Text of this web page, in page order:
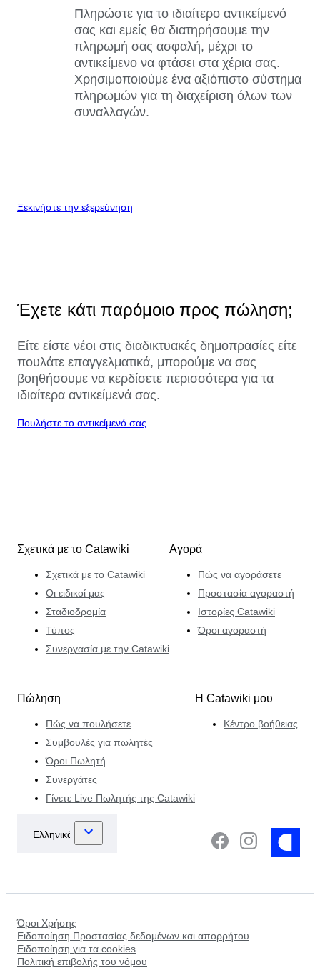
Πληρώστε για το ιδιαίτερο αντικείμενό
σας και εμείς θα διατηρήσουμε την
πληρωμή σας ασφαλή, μέχρι το
αντικείμενο να φτάσει στα χέρια σας.
Χρησιμοποιούμε ένα αξιόπιστο σύστημα
πληρωμών για τη διαχείριση όλων των
συναλλαγών.
Ξεκινήστε την εξερεύνηση
Έχετε κάτι παρόμοιο προς πώληση;
Είτε είστε νέοι στις διαδικτυακές δημοπρασίες είτε
πουλάτε επαγγελματικά, μπορούμε να σας
βοηθήσουμε να κερδίσετε περισσότερα για τα
ιδιαίτερα αντικείμενά σας.
Πουλήστε το αντικείμενό σας
Σχετικά με το Catawiki
Σχετικά με το Catawiki
Οι ειδικοί μας
Σταδιοδρομία
Τύπος
Συνεργασία με την Catawiki
Αγορά
Πώς να αγοράσετε
Προστασία αγοραστή
Ιστορίες Catawiki
Όροι αγοραστή
Πώληση
Πώς να πουλήσετε
Συμβουλές για πωλητές
Όροι Πωλητή
Συνεργάτες
Γίνετε Live Πωλητής της Catawiki
Η Catawiki μου
Κέντρο βοήθειας
Όροι Χρήσης
Ειδοποίηση Προστασίας δεδομένων και απορρήτου
Ειδοποίηση για τα cookies
Πολιτική επιβολής του νόμου